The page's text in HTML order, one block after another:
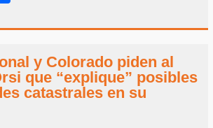
y Colorado piden al
que “explique” posibles
catastrales en su